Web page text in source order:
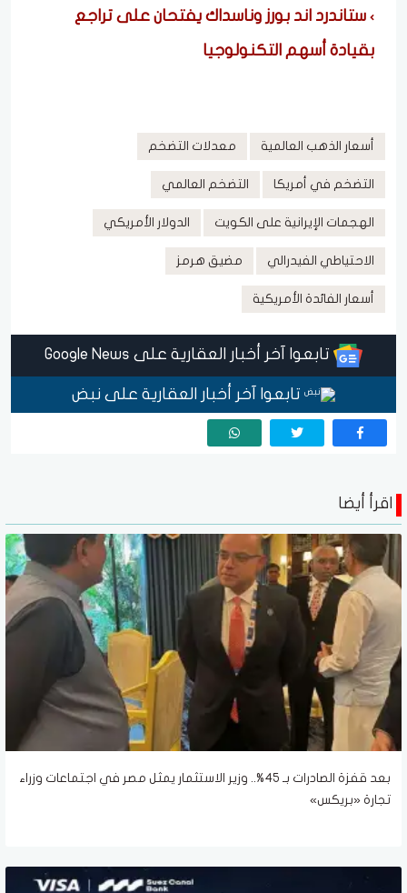
ستاندرد اند بورز وناسداك يفتحان على تراجع
بقيادة أسهم التكنولوجيا
أسعار الذهب العالمية معدلات التضخم
التضخم في أمريكا التضخم العالمي
الهجمات الإيرانية على الكويت الدولار الأمريكي
الاحتياطي الفيدرالي مضيق هرمز
أسعار الفائدة الأمريكية
تابعوا آخر أخبار العقارية على Google News
تابعوا آخر أخبار العقارية على نبض
اقرأ أيضا
بعد قفزة الصادرات بـ 45%.. وزير الاستثمار يمثل مصر في اجتماعات وزراء
تجارة «بريكس»